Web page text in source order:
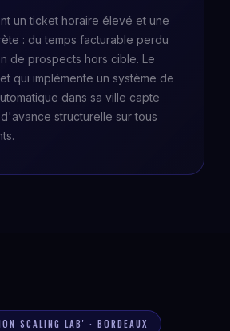
un ticket horaire élevé et une
: du temps facturable perdu
de prospects hors cible. Le
qui implémente un système de
dans sa ville capte
structurelle sur tous
SCALING LAB' · BORDEAUX